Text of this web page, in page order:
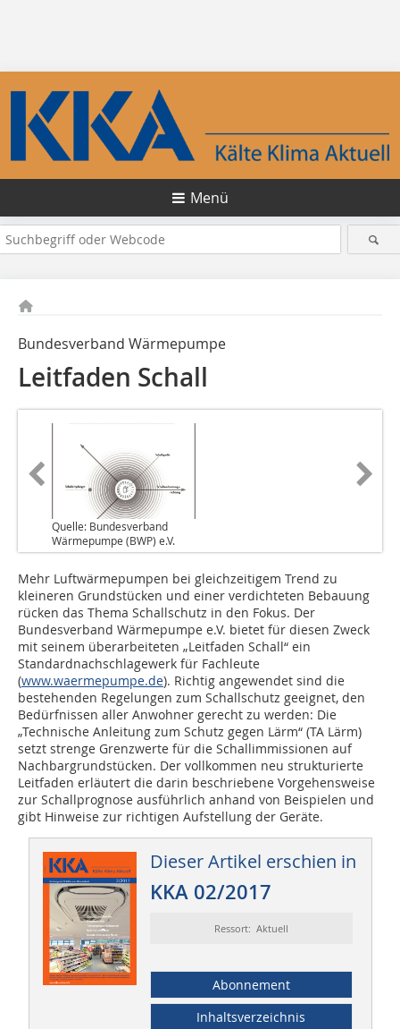
Menü
Bundesverband Wärmepumpe
Leitfaden Schall
Quelle: Bundesverband
Wärmepumpe (BWP) e.V.
Mehr Luftwärmepumpen bei gleichzeitigem Trend zu
kleineren Grundstücken und einer verdichteten Bebauung
rücken das Thema Schallschutz in den Fokus. Der
Bundesverband Wärmepumpe e.V. bietet für diesen Zweck
mit seinem überarbeiteten „Leitfaden Schall“ ein
Standardnachschlagewerk für Fachleute
(www.waermepumpe.de). Richtig angewendet sind die
bestehenden Regelungen zum Schallschutz geeignet, den
Bedürfnissen aller Anwohner gerecht zu werden: Die
„Technische Anleitung zum Schutz gegen Lärm“ (TA Lärm)
setzt strenge Grenzwerte für die Schallimmissionen auf
Nachbargrundstücken. Der vollkommen neu strukturierte
Leitfaden erläutert die darin beschriebene Vorgehensweise
zur Schallprognose ausführlich anhand von Beispielen und
gibt Hinweise zur richtigen Aufstellung der Geräte.
Dieser Artikel erschien in
KKA 02/2017
Ressort: Aktuell
Abonnement
Inhaltsverzeichnis